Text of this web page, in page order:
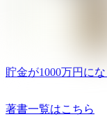
貯金が1000万円に
著書一覧はこちら